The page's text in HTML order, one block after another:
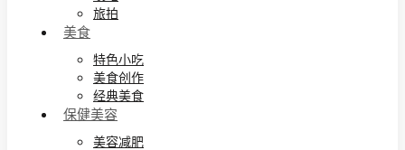
旅拍
美食
特色小吃
美食创作
经典美食
保健美容
美容减肥